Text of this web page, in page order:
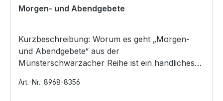
Morgen- und Abendgebete
Kurzbeschreibung: Worum es geht „Morgen-
und Abendgebete“ aus der
Münsterschwarzacher Reihe ist ein handliches
Art.-Nr.: 8968-8356